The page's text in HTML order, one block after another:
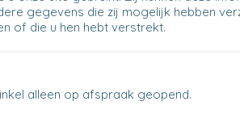
gegevens die zij mogelijk hebben
of die u hen hebt verstrekt.
alleen op afspraak geopend.